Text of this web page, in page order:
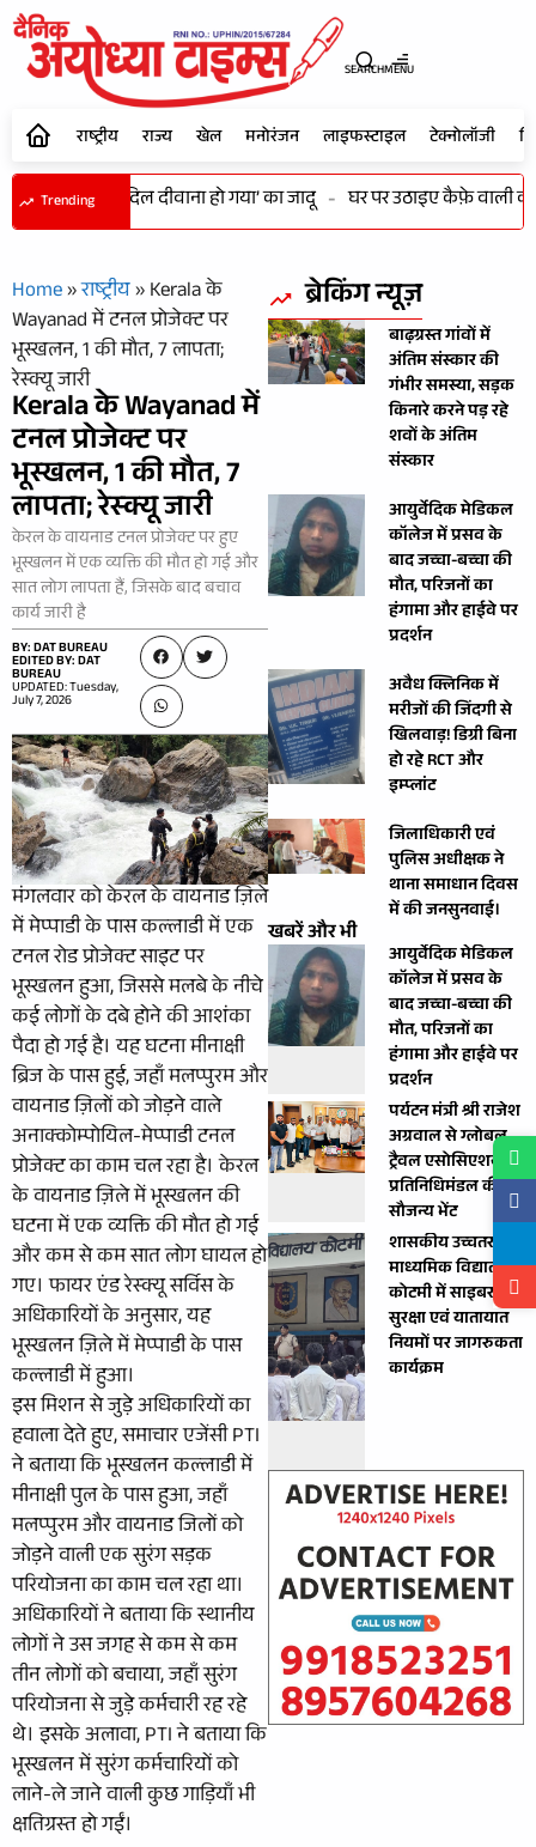
SEARCHMENU
राष्ट्रीय राज्य खेल मनोरंजन लाइफस्टाइल टेक्नोलॉजी
Trending
कायम रहा ‘दिल दीवाना हो गया’ का जादू - घर पर उठाइए कैफ़े वाली
Home»राष्ट्रीय»Kerala के
Wayanad में टनल प्रोजेक्ट पर
भूस्खलन, 1 की मौत, 7 लापता;
रेस्क्यू जारी
Kerala के Wayanad में
टनल प्रोजेक्ट पर
भूस्खलन, 1 की मौत, 7
लापता; रेस्क्यू जारी
केरल के वायनाड टनल प्रोजेक्ट पर हुए
भूस्खलन में एक व्यक्ति की मौत हो गई और
सात लोग लापता हैं, जिसके बाद बचाव
कार्य जारी है
BY: DAT BUREAU
EDITED BY: DAT
BUREAU
UPDATED: Tuesday,
July 7, 2026
मंगलवार को केरल के वायनाड ज़िले
में मेप्पाडी के पास कल्लाडी में एक
टनल रोड प्रोजेक्ट साइट पर
भूस्खलन हुआ, जिससे मलबे के नीचे
कई लोगों के दबे होने की आशंका
पैदा हो गई है। यह घटना मीनाक्षी
ब्रिज के पास हुई, जहाँ मलप्पुरम और
वायनाड ज़िलों को जोड़ने वाले
अनाक्कोम्पोयिल-मेप्पाडी टनल
प्रोजेक्ट का काम चल रहा है। केरल
के वायनाड ज़िले में भूस्खलन की
घटना में एक व्यक्ति की मौत हो गई
और कम से कम सात लोग घायल हो
गए। फायर एंड रेस्क्यू सर्विस के
अधिकारियों के अनुसार, यह
भूस्खलन ज़िले में मेप्पाडी के पास
कल्लाडी में हुआ।
इस मिशन से जुड़े अधिकारियों का
हवाला देते हुए, समाचार एजेंसी PTI
ने बताया कि भूस्खलन कल्लाडी में
मीनाक्षी पुल के पास हुआ, जहाँ
मलप्पुरम और वायनाड जिलों को
जोड़ने वाली एक सुरंग सड़क
परियोजना का काम चल रहा था।
अधिकारियों ने बताया कि स्थानीय
लोगों ने उस जगह से कम से कम
तीन लोगों को बचाया, जहाँ सुरंग
परियोजना से जुड़े कर्मचारी रह रहे
थे। इसके अलावा, PTI ने बताया कि
भूस्खलन में सुरंग कर्मचारियों को
लाने-ले जाने वाली कुछ गाड़ियाँ भी
क्षतिग्रस्त हो गईं।
ब्रेकिंग न्यूज़
बाढ़ग्रस्त गांवों में
अंतिम संस्कार की
गंभीर समस्या, सड़क
किनारे करने पड़ रहे
शवों के अंतिम
संस्कार
आयुर्वेदिक मेडिकल
कॉलेज में प्रसव के
बाद जच्चा-बच्चा की
मौत, परिजनों का
हंगामा और हाईवे पर
प्रदर्शन
अवैध क्लिनिक में
मरीजों की जिंदगी से
खिलवाड़! डिग्री बिना
हो रहे RCT और
इम्प्लांट
जिलाधिकारी एवं
पुलिस अधीक्षक ने
थाना समाधान दिवस
में की जनसुनवाई।
खबरें और भी
आयुर्वेदिक मेडिकल
कॉलेज में प्रसव के
बाद जच्चा-बच्चा की
मौत, परिजनों का
हंगामा और हाईवे पर
प्रदर्शन
पर्यटन मंत्री श्री राजेश
अग्रवाल से ग्लोबल
ट्रैवल एसोसिएशन के
प्रतिनिधिमंडल की
सौजन्य भेंट
शासकीय उच्चतर
माध्यमिक विद्यालय
कोटमी में साइबर
सुरक्षा एवं यातायात
नियमों पर जागरुकता
कार्यक्रम